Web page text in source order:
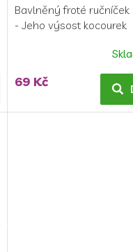
Bavlněný froté
- Jeho výsost kocourek
69 Kč